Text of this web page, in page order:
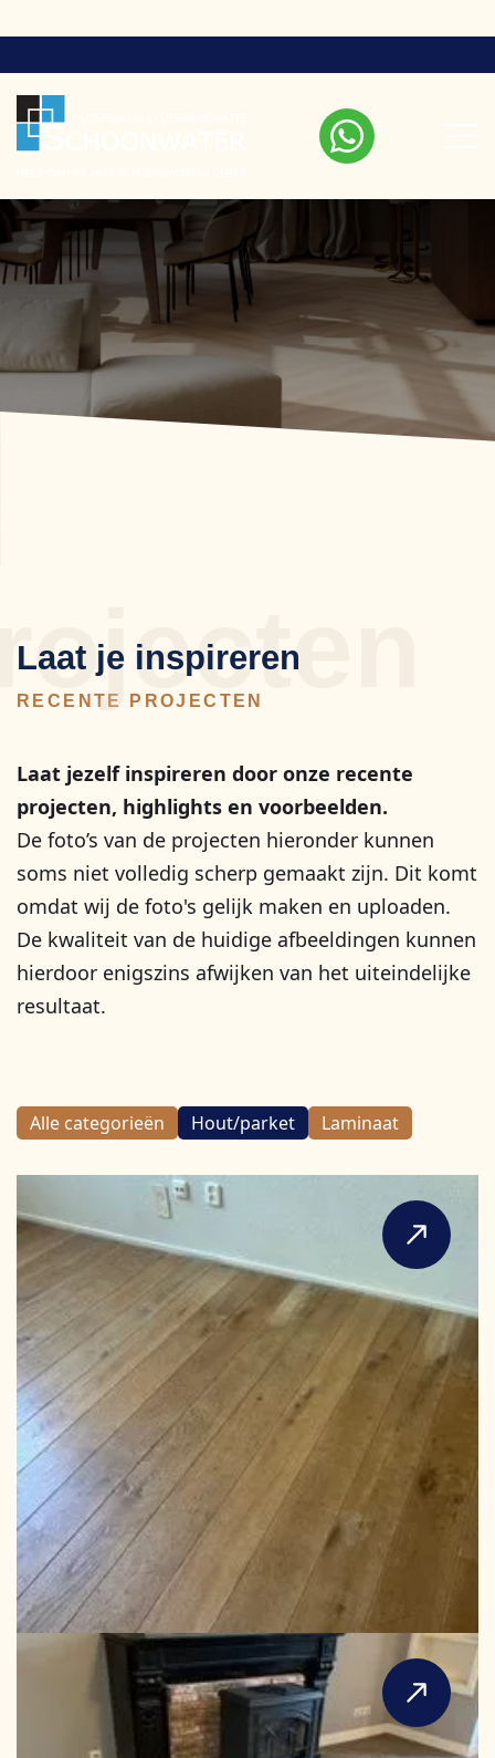
Laat je inspireren
RECENTE PROJECTEN
Laat jezelf inspireren door onze recente
projecten, highlights en voorbeelden.
De foto’s van de projecten hieronder kunnen
soms niet volledig scherp gemaakt zijn. Dit komt
omdat wij de foto's gelijk maken en uploaden.
De kwaliteit van de huidige afbeeldingen kunnen
hierdoor enigszins afwijken van het uiteindelijke
resultaat.
Alle categorieën Hout/parket Laminaat